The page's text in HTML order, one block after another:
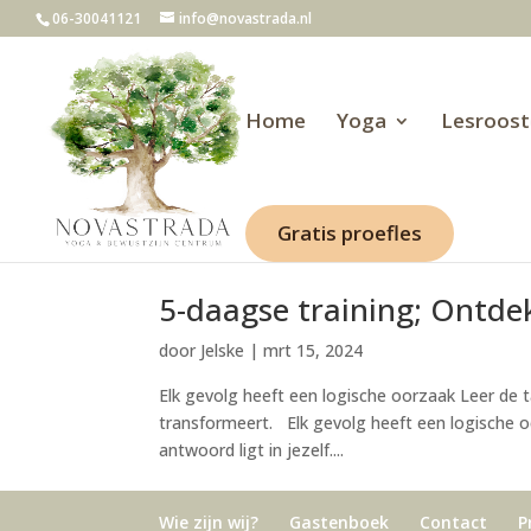
06-30041121 info@novastrada.nl
Home Yoga
Gratis proefles
5-daagse training;
door Jelske |mrt 15, 2024
Elk gevolg heeft een logische oorzaak Leer de
transformeert. Elk gevolg heeft een logische
antwoord ligt in jezelf....
Wie zijn wij? Gastenboek Contact